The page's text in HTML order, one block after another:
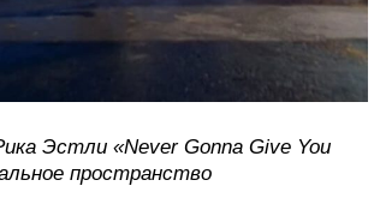
Эстли «Never Gonna Give You
пространство